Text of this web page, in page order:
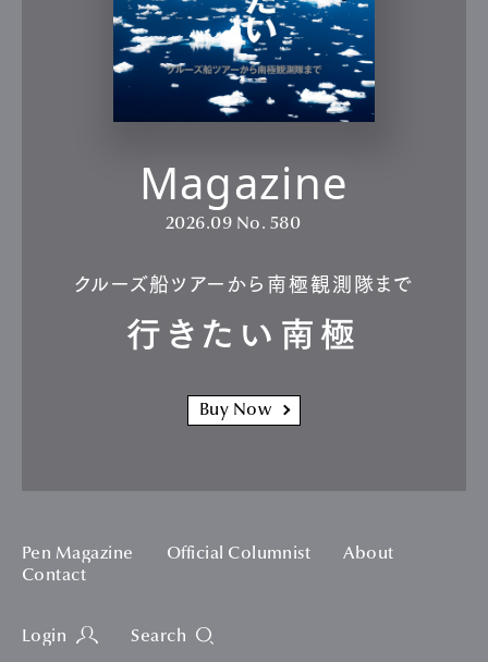
Magazine
2026.09 No. 580
クルーズ船ツアーから南極観測隊まで
行きたい南極
Buy Now
Pen Magazine Official Columnist
About
Contact
Login Search